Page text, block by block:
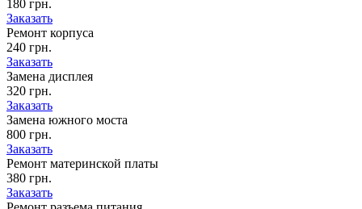
180 грн.
Заказать
Ремонт корпуса
240 грн.
Заказать
Замена дисплея
320 грн.
Заказать
Замена южного моста
800 грн.
Заказать
Ремонт материнской платы
380 грн.
Заказать